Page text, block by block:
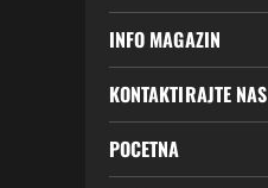
INFO MAGAZIN
KONTAKTIRAJTE NAS
POCETNA